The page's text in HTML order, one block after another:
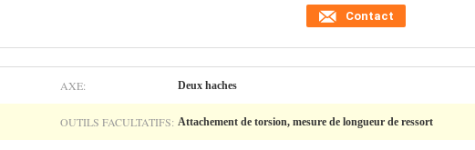
Contact
AXE: Deux haches
OUTILS FACULTATIFS: Attachement de torsion, mesure de longueur de ressort